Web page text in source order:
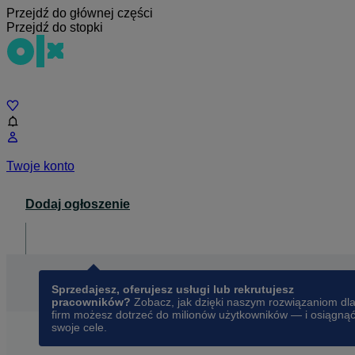
Przejdź do głównej części
Przejdź do stopki
Twoje konto
Dodaj ogłoszenie
Sprzedajesz, oferujesz usługi lub rekrutujesz
pracowników? Zobacz, jak dzięki naszym rozwiązaniom dla
firm możesz dotrzeć do milionów użytkowników — i osiągnąć
swoje cele.